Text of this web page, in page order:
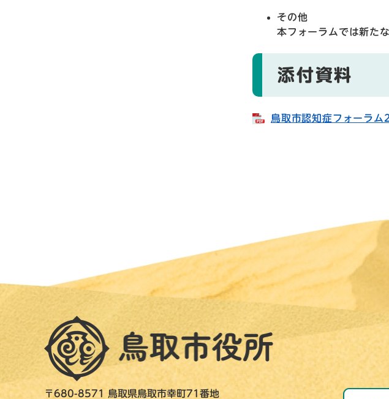
その他
本フォーラムでは新た
添付資料
鳥取市認知症フォーラ
〒680-8571 鳥取県鳥取市幸町71番地